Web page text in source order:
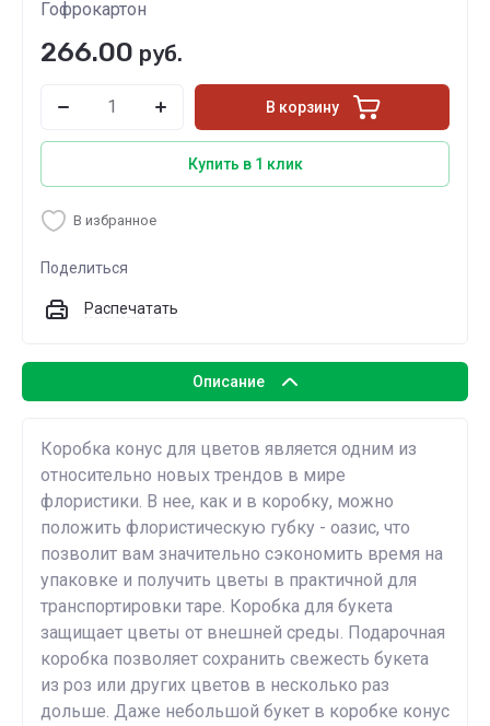
Гофрокартон
266.00 руб.
В корзину
Купить в 1 клик
В избранное
Поделиться
Распечатать
Описание
Коробка конус для цветов является одним из
относительно новых трендов в мире
флористики. В нее, как и в коробку, можно
положить флористическую губку - оазис, что
позволит вам значительно сэкономить время на
упаковке и получить цветы в практичной для
транспортировки таре. Коробка для букета
защищает цветы от внешней среды. Подарочная
коробка позволяет сохранить свежесть букета
из роз или других цветов в несколько раз
дольше. Даже небольшой букет в коробке конус